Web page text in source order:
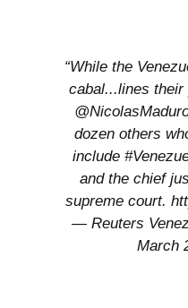
“While the
cabal...lines their
dozen others
include
and the chief
supreme court.
— Reuters
March